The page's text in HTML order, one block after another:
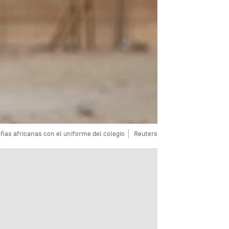
africanas con el uniforme del colegio Reuters